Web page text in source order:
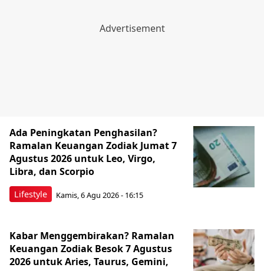
Lifestyle
Ada Peningkatan Penghasilan?
Ramalan Keuangan Zodiak Jumat 7
Agustus 2026 untuk Leo, Virgo,
Libra, dan Scorpio
Kamis, 6 Agu 2026 - 16:15
Kabar Menggembirakan? Ramalan
Keuangan Zodiak Besok 7 Agustus
2026 untuk Aries, Taurus, Gemini,